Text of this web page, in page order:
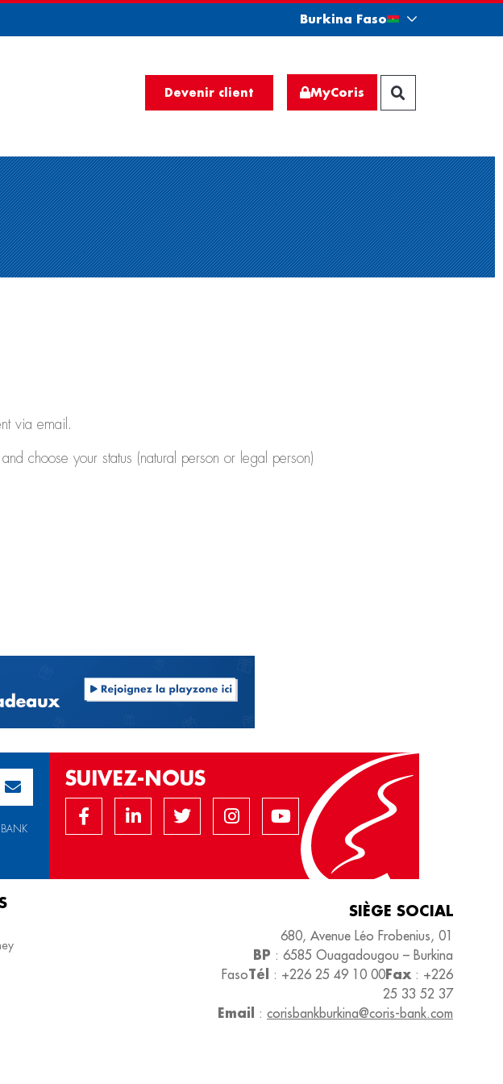
Burkina Faso
Devenir client MyCoris
via email.
choose your status (natural person or legal person)
SUIVEZ-NOUS
SIÈGE SOCIAL
680, Avenue Léo Frobenius, 01
BP : 6585 Ouagadougou – Burkina
FasoTél : +226 25 49 10 00Fax: +226
25 33 52 37
Email : corisbankburkina@coris-bank.com